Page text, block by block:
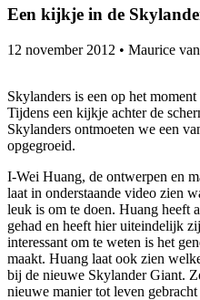
Een kijkje in de
12 november 2012 • Maurice
Skylanders is een op het
Tijdens een kijkje achter de
Skylanders ontmoeten we een
opgegroeid.
I-Wei Huang, de ontwerpen en
laat in onderstaande video zien
leuk is om te doen. Huang heeft
gehad en heeft hier uiteindelijk
interessant om te weten is het
maakt. Huang laat ook zien
bij de nieuwe Skylander Giant.
nieuwe manier tot leven